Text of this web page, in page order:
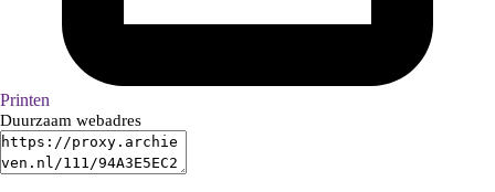
Printen
Duurzaam webadres